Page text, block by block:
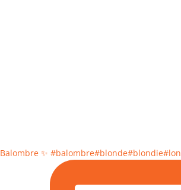
Balombre ✨